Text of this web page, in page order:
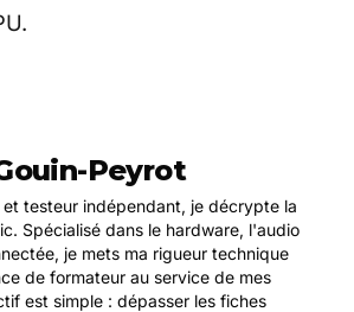
Peyrot
testeur indépendant, je décrypte la
Spécialisé dans le hardware, l'audio
je mets ma rigueur technique
de formateur au service de mes
est simple : dépasser les fiches